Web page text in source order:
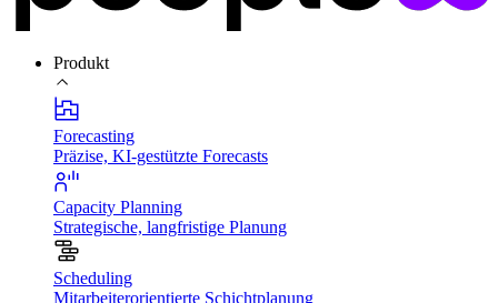
Produkt
Forecasting
Präzise, KI-gestützte Forecasts
Capacity Planning
Strategische, langfristige Planung
Scheduling
Mitarbeiterorientierte Schichtplanung